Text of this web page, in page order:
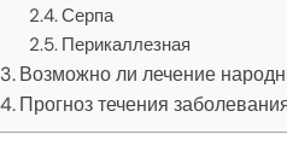
Серпа
Перикаллезная
Возможно ли лечение
Прогноз течения